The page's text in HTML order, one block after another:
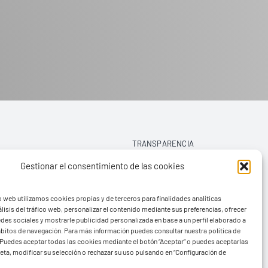
Gestionar el consentimiento de las cookies
web utilizamos cookies propias y de terceros para finalidades analíticas
del tráfico web, personalizar el contenido mediante sus preferencias, ofrecer
sociales y mostrarle publicidad personalizada en base a un perfil elaborado a
de navegación. Para más información puedes consultar nuestra política de
Puedes aceptar todas las cookies mediante el botón “Aceptar” o puedes aceptarlas
modificar su selección o rechazar su uso pulsando en “Configuración de
TRANSPARENCIA
AVISO LEGAL
POLÍTICA DE PRIVACIDAD
POLÍTICA DE COOKIES (UE)